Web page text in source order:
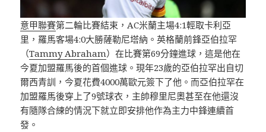
意甲聯賽第二輪比賽結束，AC米蘭主場4:1輕取卡利亞
里，羅馬客場4:0大勝薩勒尼塔納。英格蘭前鋒亞伯拉罕
（Tammy Abraham）在比賽第69分鐘進球，這是他在
今夏加盟羅馬後的首個進球。現年23歲的亞伯拉罕出自切
爾西青訓，今夏花費4000萬歐元簽下了他。而亞伯拉罕在
加盟羅馬後穿上了9號球衣，主帥穆里尼奧甚至在他還沒
有隨隊合練的情況下就立即安排他作為主力中鋒連續首
發。